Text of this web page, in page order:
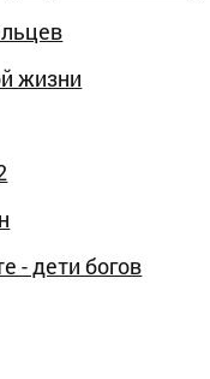
жизни
- дети богов